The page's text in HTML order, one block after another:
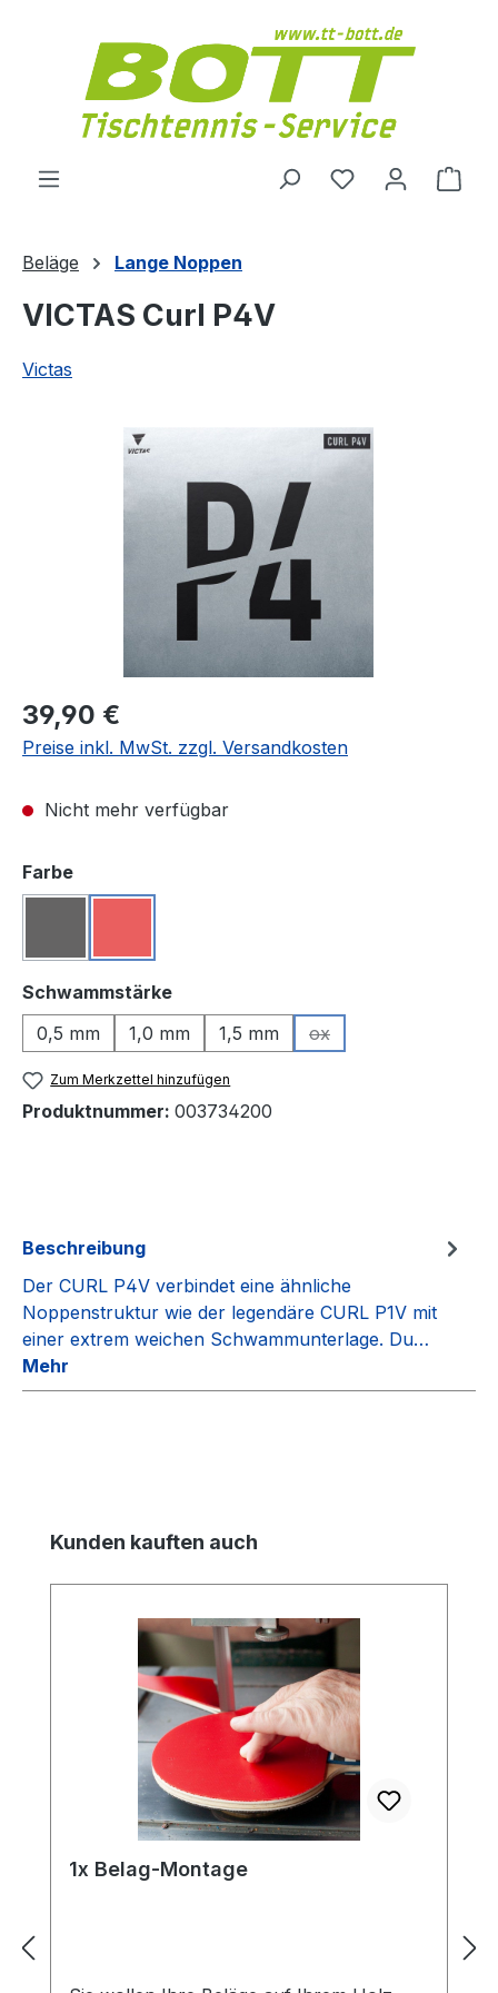
Du hast 0
Beläge Lange Noppen
VICTAS Curl P4V
Victas
Regulärer Preis:
39,90 €
Preise inkl. MwSt. zzgl. Versandkosten
Nicht mehr verfügbar
Farbeauswählen
Schwammstärkeauswählen
0,5 mm
1,0 mm 1,5 mm ox
(Diese Option ist
Zum Merkzettel hinzufügen
Produktnummer: 003734200
Beschreibung
Der CURL P4V verbindet eine ähnliche
Noppenstruktur wie der legendäre CURL P1V mit
einer extrem weichen Schwammunterlage. Du…
Mehr
Produktgalerie überspringen
Kunden kauften auch
1x Belag-Montage